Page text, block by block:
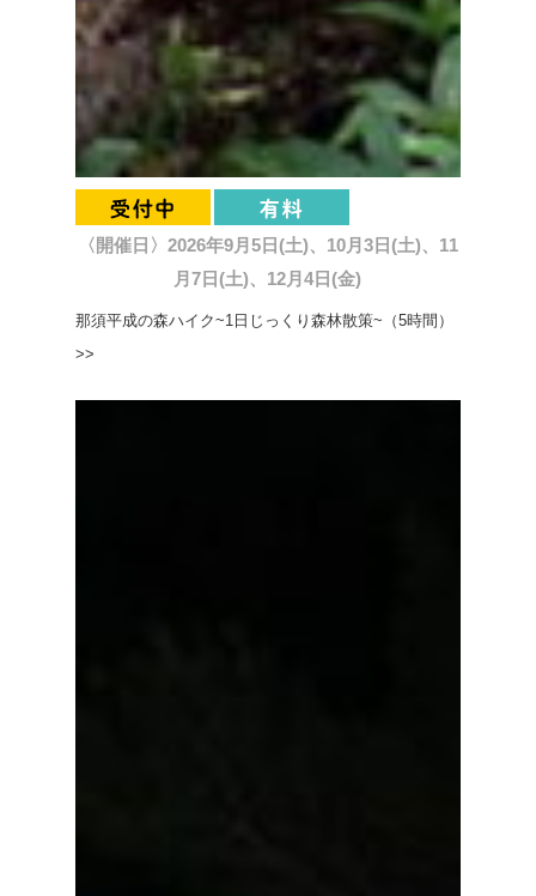
〈開催日〉2026年9月5日(土)、10月3日(土)、11
月7日(土)、12月4日(金)
那須平成の森ハイク~1日じっくり森林散策~（5時間）
>>